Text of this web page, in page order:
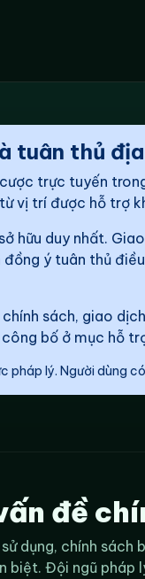
tuân thủ
trực tuyến
vị trí được hỗ trợ
hữu duy nhất.
ý tuân thủ
sách, giao
bố ở mục hỗ
pháp lý. Người dùng
đề
dụng, chính
biệt. Đội ngũ pháp